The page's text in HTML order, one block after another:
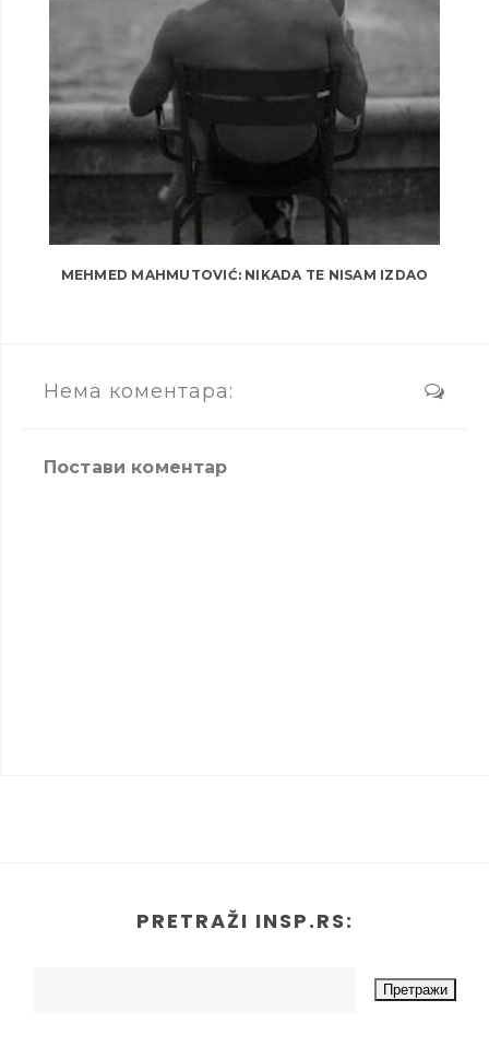
MEHMED MAHMUTOVIĆ: NIKADA TE NISAM IZDAO
Нема коментара:
Постави коментар
PRETRAŽI INSP.RS: